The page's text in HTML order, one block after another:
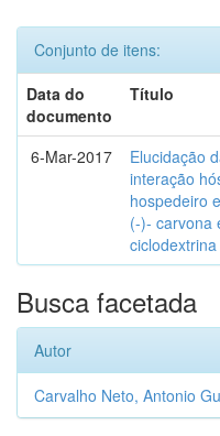
Conjunto de itens:
Data do
documento
Título
6-Mar-2017
Elucidação
interação
hospedeiro
(-)- carvona
ciclodextrina
Busca facetada
Autor
Carvalho Neto, Antonio